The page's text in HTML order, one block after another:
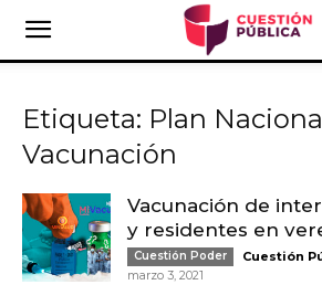
Etiqueta: Plan
Vacunación
Vacunación de
y residentes en
Cuestión Poder Cuestión
marzo 3, 2021